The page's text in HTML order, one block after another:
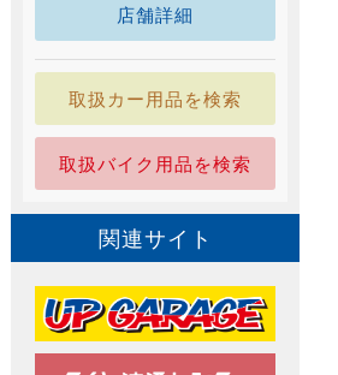
店舗詳細
取扱カー用品を検索
取扱バイク用品を検索
関連サイト